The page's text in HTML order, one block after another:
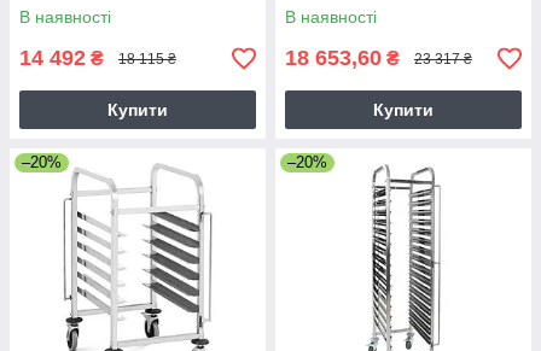
В наявності
14 492 ₴ 18 115 ₴
Купити
В наявності
18 653,60 ₴ 23 317 ₴
Купити
–20% –20%